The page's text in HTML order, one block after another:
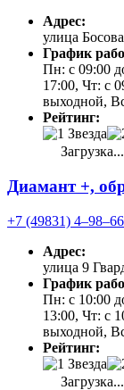
Адрес:
улица
График
Пн: с 09:00
17:00, Чт: с
выходной,
Рейтинг:
Загрузка...
Диамант +,
+7 (49831) 4‒98‒66
Адрес:
улица 9
График
Пн: с 10:00
13:00, Чт: с
выходной,
Рейтинг:
Загрузка...